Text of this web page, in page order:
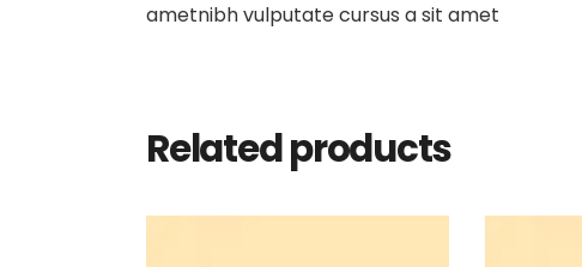
ametnibh vulputate cursus a sit amet
Related products